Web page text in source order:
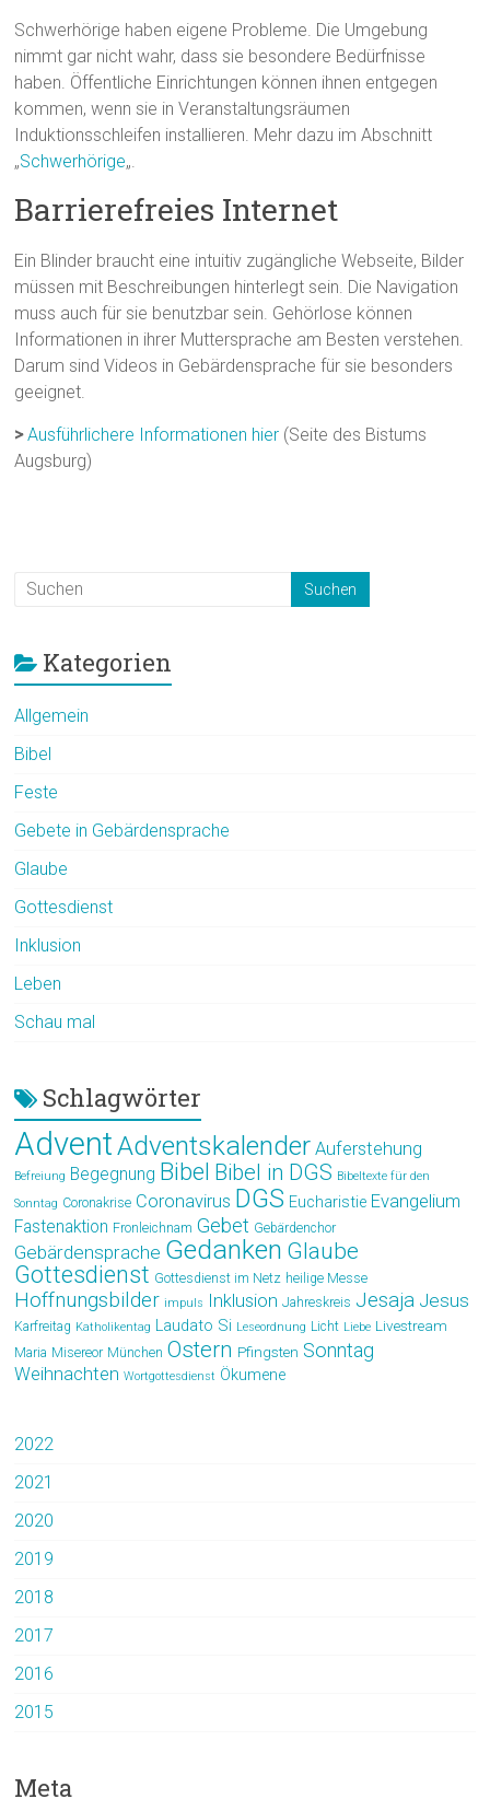
Schwerhörige haben eigene Probleme. Die Umgebung
nimmt gar nicht wahr, dass sie besondere Bedürfnisse
haben. Öffentliche Einrichtungen können ihnen entgegen
kommen, wenn sie in Veranstaltungsräumen
Induktionsschleifen installieren. Mehr dazu im Abschnitt
„Schwerhörige„.
Barrierefreies Internet
Ein Blinder braucht eine intuitiv zugängliche Webseite, Bilder
müssen mit Beschreibungen hinterlegt sein. Die Navigation
muss auch für sie benutzbar sein. Gehörlose können
Informationen in ihrer Muttersprache am Besten verstehen.
Darum sind Videos in Gebärdensprache für sie besonders
geeignet.
>Ausführlichere Informationen hier (Seite des Bistums
Augsburg)
Kategorien
Allgemein
Bibel
Feste
Gebete in Gebärdensprache
Glaube
Gottesdienst
Inklusion
Leben
Schau mal
Schlagwörter
AdventAdventskalender Auferstehung
Befreiung Begegnung Bibel Bibel in DGS Bibeltexte für den
Sonntag Coronakrise Coronavirus DGS Eucharistie Evangelium
Fastenaktion Fronleichnam Gebet Gebärdenchor
Gebärdensprache Gedanken Glaube
Gottesdienst Gottesdienst im Netz heilige Messe
Hoffnungsbilder impuls Inklusion Jahreskreis Jesaja Jesus
Karfreitag Katholikentag Laudato Si Leseordnung Licht Liebe Livestream
Maria Misereor München Ostern Pfingsten Sonntag
Weihnachten Wortgottesdienst Ökumene
2022
2021
2020
2019
2018
2017
2016
2015
Meta